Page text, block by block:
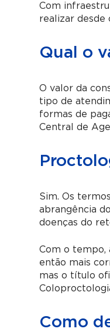
Com
realizar desde
Qual o
O valor da
tipo de
formas de
Central de
Sim. Os
abrangência
doenças do
Com o tempo,
então mais
mas o título
Como